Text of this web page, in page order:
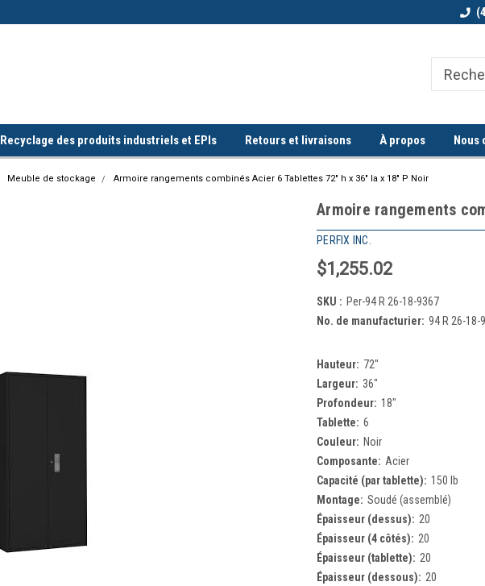
Commande minimum de 100$
Recyclage des produits industriels et EPIs Retours et livraisons À propos Nous
Meuble de stockage Armoire rangements combinés Acier 6 Tablettes 72" h x 36" la x 18" P Noir
Armoire rangements
PERFIX INC.
$1,255.02
SKU : Per-94 R 26-18-9367
No. de manufacturier: 94 R 26-18-
Hauteur: 72"
Largeur: 36"
Profondeur: 18"
Tablette: 6
Couleur: Noir
Composante: Acier
Capacité (par tablette): 150 lb
Montage: Soudé (assemblé)
Épaisseur (dessus): 20
Épaisseur (4 côtés): 20
Épaisseur (tablette): 20
Épaisseur (dessous): 20